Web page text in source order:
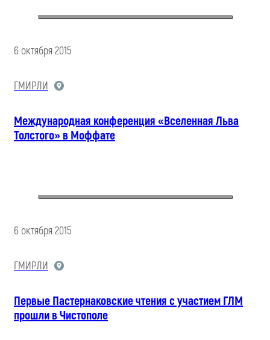
6 октября 2015
ГМИРЛИ
Международная конференция «Вселенная Льва
Толстого» в Моффате
6 октября 2015
ГМИРЛИ
Первые Пастернаковские чтения с участием ГЛМ
прошли в Чистополе